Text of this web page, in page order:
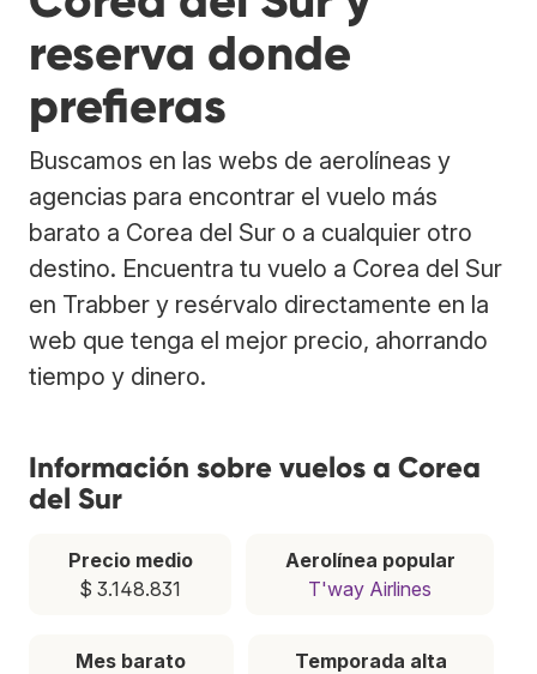
reserva donde
prefieras
Buscamos en las webs de aerolíneas y
agencias para encontrar el vuelo más
barato a Corea del Sur o a cualquier otro
destino. Encuentra tu vuelo a Corea del Sur
en Trabber y resérvalo directamente en la
web que tenga el mejor precio, ahorrando
tiempo y dinero.
Información sobre vuelos a Corea
del Sur
Precio medio
$ 3.148.831
Aerolínea popular
T'way Airlines
Mes barato
Temporada alta